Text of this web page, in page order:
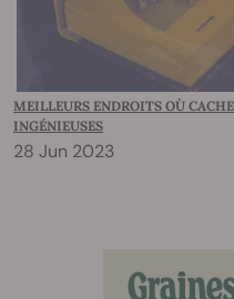
MEILLEURS ENDROITS OÙ
INGÉNIEUSES
28 Jun 2023